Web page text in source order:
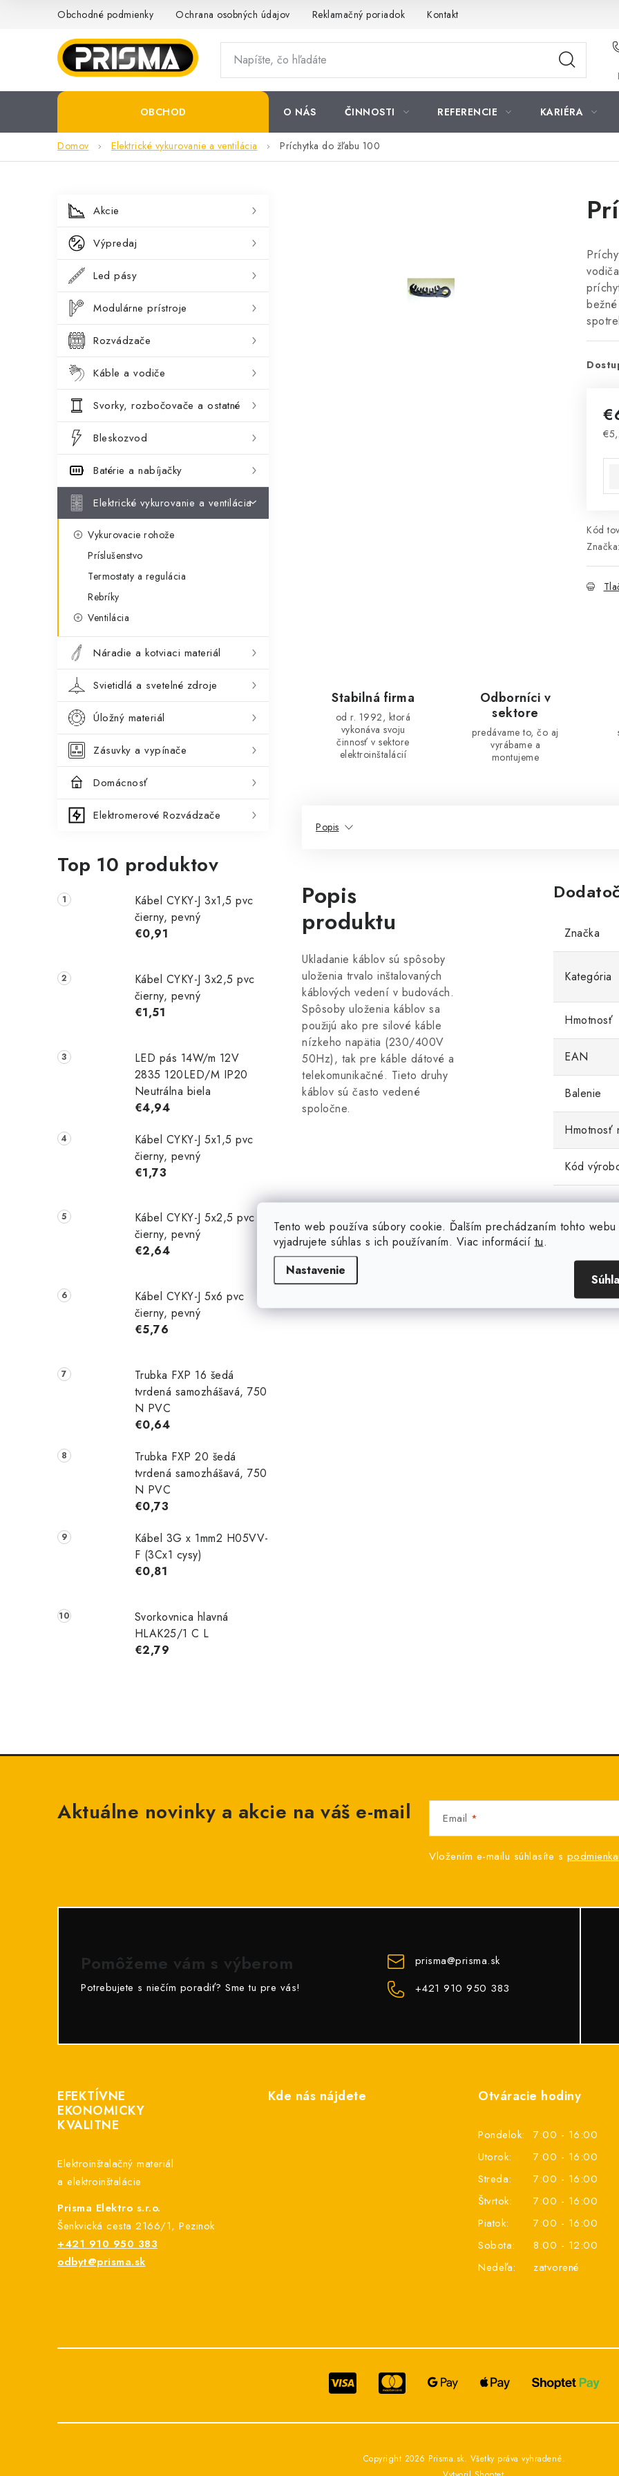
Tento web používa súbory cookie. Ďalším prechádzaním tohto webu
vyjadrujete súhlas s ich používaním. Viac informácií tu.
Nastavenie
Obchodné podmienky Ochrana osobných údajov Reklamačný poriadok Kontakt
OBCHOD O NÁS ČINNOSTI REFERENCIE KARIÉRA
Domov Elektrické vykurovanie a ventilácia Príchytka do žľabu 100
B
o
č
n
p
a
n
e
Preskočiť
kategórie
K
a
g
ó
i
e
Akcie
Výpredaj
Led pásy
Modulárne prístroje
Rozvádzače
Káble a vodiče
Svorky, rozbočovače a ostatné
Bleskozvod
Batérie a nabíjačky
Elektrické vykurovanie a ventilácia
Vykurovacie rohože
Príslušenstvo
Termostaty a regulácia
Rebríky
Ventilácia
Náradie a kotviaci materiál
Svietidlá a svetelné zdroje
Úložný materiál
Zásuvky a vypínače
Domácnosť
Elektromerové Rozvádzače
Top 10 produktov
Kábel CYKY-J 3x1,5 pvc
čierny, pevný
€0,91
Kábel CYKY-J 3x2,5 pvc
čierny, pevný
€1,51
LED pás 14W/m 12V
2835 120LED/M IP20
Neutrálna biela
€4,94
Kábel CYKY-J 5x1,5 pvc
čierny, pevný
€1,73
Kábel CYKY-J 5x2,5 pvc
čierny, pevný
€2,64
Kábel CYKY-J 5x6 pvc
čierny, pevný
€5,76
Trubka FXP 16 šedá
tvrdená samozhášavá, 750
N PVC
€0,64
Trubka FXP 20 šedá
tvrdená samozhášavá, 750
N PVC
€0,73
Kábel 3G x 1mm2 H05VV-
F (3Cx1 cysy)
€0,81
Svorkovnica hlavná
HLAK25/1 C L
€2,79
Kód
Stabilná firma
od r. 1992, ktorá
vykonáva svoju
činnosť v sektore
elektroinštalácií
Odborníci v
sektore
predávame to, čo aj
vyrábame a
montujeme
Popis
Popis
produktu
Ukladanie káblov sú spôsoby
uloženia trvalo inštalovaných
káblových vedení v budovách.
Spôsoby uloženia káblov sa
použijú ako pre silové káble
nízkeho napätia (230/400V
50Hz), tak pre káble dátové a
telekomunikačné. Tieto druhy
káblov sú často vedené
spoločne.
Značka
Kategória
Hmotnosť
EAN
Balenie
Hmotnosť
Kód
Aktuálne novinky a akcie na váš e-mail Email
Vložením e-mailu súhlasíte s
Pomôžeme vám s výberom
Potrebujete s niečím poradiť? Sme tu pre vás!
prisma@prisma.sk
+421 910 950 383
EFEKTÍVNE
EKONOMICKY
KVALITNE
Elektroinštalačný materiál
a elektroinštalácie
Prisma Elektro s.r.o.
Šenkvická cesta 2166/1, Pezinok
+421 910 950 383
odbyt@prisma.sk
Kde nás nájdete Otváracie hodiny
Pondelok:
7:00 - 16:00
Utorok:
7:00 - 16:00
Streda:
7:00 - 16:00
Štvrtok:
7:00 - 16:00
Piatok:
7:00 - 16:00
Sobota:
8:00 - 12:00
Nedeľa:
zatvorené
Copyright 2026 Prisma.sk. Všetky práva vyhradené.